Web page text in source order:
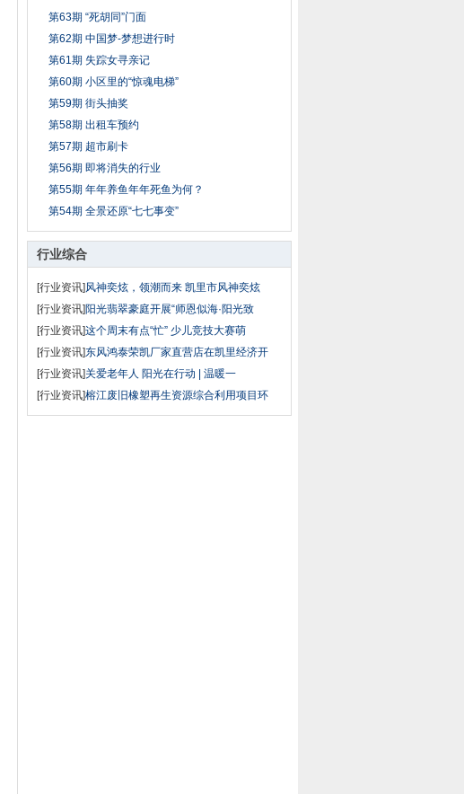
第63期 “死胡同”门面
第62期 中国梦-梦想进行时
第61期 失踪女寻亲记
第60期 小区里的“惊魂电梯”
第59期 街头抽奖
第58期 出租车预约
第57期 超市刷卡
第56期 即将消失的行业
第55期 年年养鱼年年死鱼为何？
第54期 全景还原“七七事变”
行业综合
[行业资讯]风神奕炫，领潮而来 凯里市风神奕炫
[行业资讯]阳光翡翠豪庭开展“师恩似海·阳光致
[行业资讯]这个周末有点“忙” 少儿竞技大赛萌
[行业资讯]东风鸿泰荣凯厂家直营店在凯里经济开
[行业资讯]关爱老年人 阳光在行动 | 温暖一
[行业资讯]榕江废旧橡塑再生资源综合利用项目环